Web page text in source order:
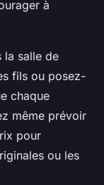
à
la salle de
fils ou posez-
chaque
même prévoir
pour
ou les